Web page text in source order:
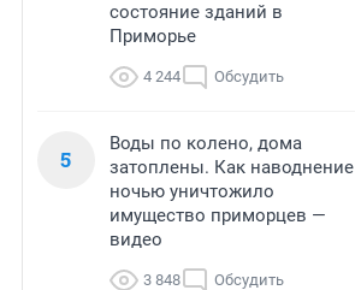
состояние зданий в
Приморье
4 244 Обсудить
5
Воды по колено, дома
затоплены. Как наводнение
ночью уничтожило
имущество приморцев —
видео
3 848 Обсудить